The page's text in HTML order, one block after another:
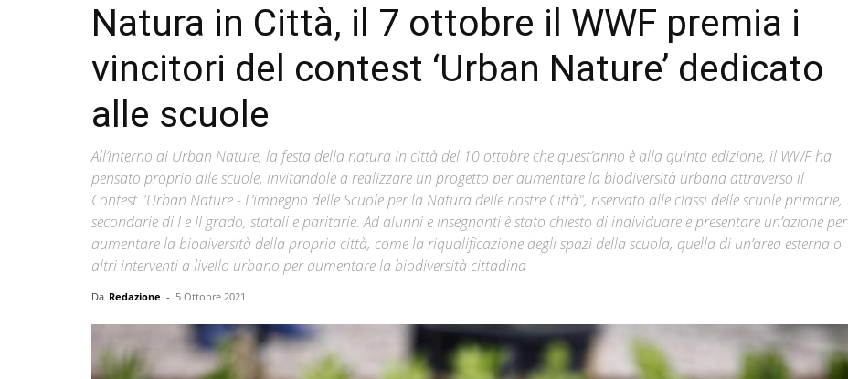
Città
Natura in Città, il 7 ottobre il WWF premia i
vincitori del contest ‘Urban Nature’ dedicato
alle scuole
All’interno di Urban Nature, la festa della natura in città del 10 ottobre che quest’anno è alla quinta edizione, il WWF ha
pensato proprio alle scuole, invitandole a realizzare un progetto per aumentare la biodiversità urbana attraverso il
Contest "Urban Nature - L’impegno delle Scuole per la Natura delle nostre Città", riservato alle classi delle scuole primarie,
secondarie di I e II grado, statali e paritarie. Ad alunni e insegnanti è stato chiesto di individuare e presentare un’azione per
aumentare la biodiversità della propria città, come la riqualificazione degli spazi della scuola, quella di un’area esterna o
altri interventi a livello urbano per aumentare la biodiversità cittadina
Da Redazione - 5 Ottobre 2021